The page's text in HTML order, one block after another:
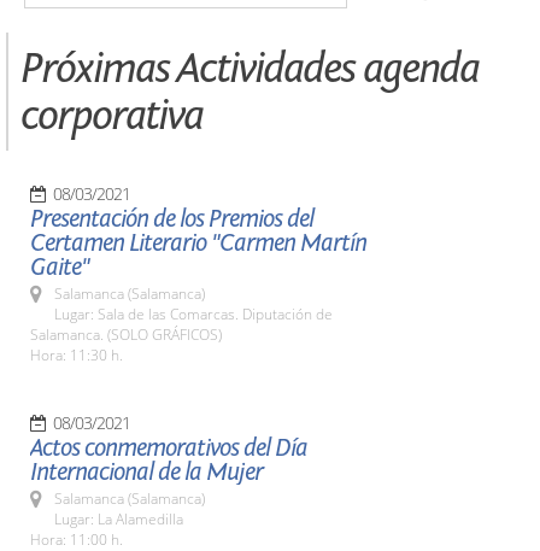
Próximas Actividades agenda
corporativa
08/03/2021
Presentación de los Premios del
Certamen Literario "Carmen Martín
Gaite"
Salamanca (Salamanca)
Lugar: Sala de las Comarcas. Diputación de
Salamanca. (SOLO GRÁFICOS)
Hora: 11:30 h.
08/03/2021
Actos conmemorativos del Día
Internacional de la Mujer
Salamanca (Salamanca)
Lugar: La Alamedilla
Hora: 11:00 h.